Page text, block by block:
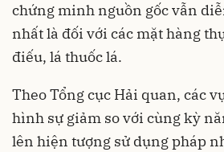
chứng minh nguồn gốc vẫn
nhất là đối với các mặt hàng
điếu, lá thuốc lá.
Theo Tổng cục Hải quan, các
hình sự giảm so với cùng kỳ
lên hiện tượng sử dụng pháp